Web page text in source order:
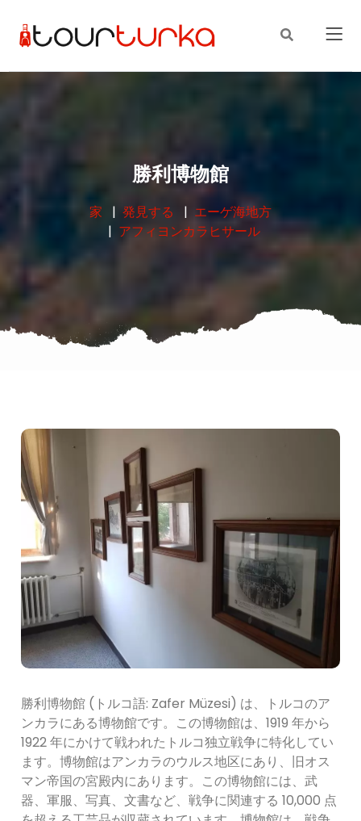
勝利博物館
家 発見する
エーゲ海地方
アフィヨンカラヒサール
勝利博物館 (トルコ語: Zafer Müzesi) は、トルコのア
ンカラにある博物館です。この博物館は、1919 年から
1922 年にかけて戦われたトルコ独立戦争に特化してい
ます。博物館はアンカラのウルス地区にあり、旧オス
マン帝国の宮殿内にあります。この博物館には、武
器、軍服、写真、文書など、戦争に関連する 10,000 点